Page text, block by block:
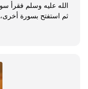
الله عليه وسلم فقرأ
ثم استفتح بسورة
ذلك فصلوا، حتى